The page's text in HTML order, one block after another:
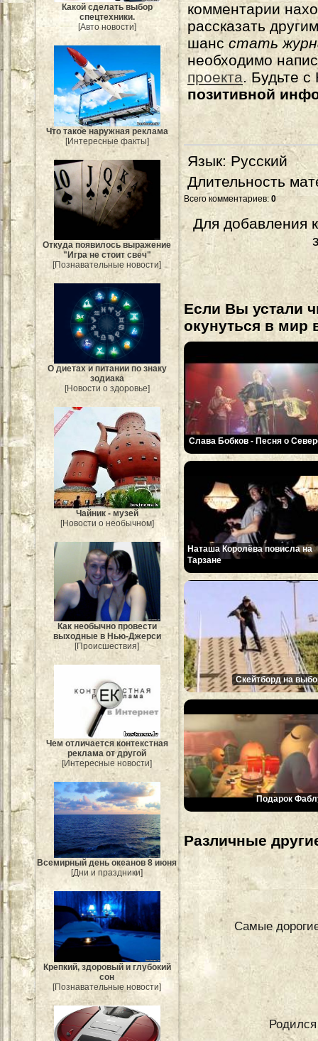
Какой сделать выбор
спецтехники.
[Авто новости]
Что такое наружная реклама
[Интересные факты]
Откуда появилось выражение
"Игра не стоит свеч"
[Познавательные новости]
О диетах и питании по знаку
зодиака
[Новости о здоровье]
Чайник - музей
[Новости о необычном]
Как необычно провести
выходные в Нью-Джерси
[Происшествия]
Чем отличается контекстная
реклама от другой
[Интересные новости]
Всемирный день океанов 8 июня
[Дни и праздники]
Крепкий, здоровый и глубокий
сон
[Познавательные новости]
комментарии
рассказать
шанс стать
необходимо
проекта. Будьте
позитивной
Язык: Русский
Длительность
Всего комментариев: 0
Для добавления
Если Вы устали
окунуться в мир
Слава Бобков - Песня о
Наташа Королёва повисла на
Тарзане
Скейтборд на
Подарок
Различные
Самые